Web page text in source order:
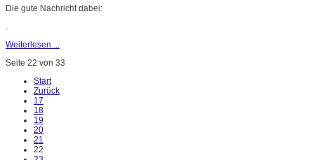
Die gute Nachricht dabei:
.
Weiterlesen ...
Seite 22 von 33
Start
Zurück
17
18
19
20
21
22